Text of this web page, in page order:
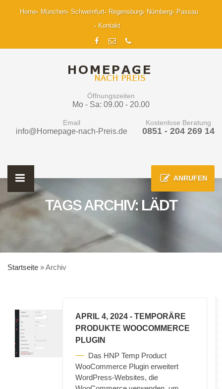
Home München Schweinfurt Regensburg Nürnberg
Passau
Kontakt
Öffnungszeiten
Mo - Sa: 09.00 - 20.00
Email
info@Homepage-nach-Preis.de
Kostenlose Beratung
0851 - 204 269 14
ANRUFEN
TAGS ARCHIV: LÄDT
Startseite »Archiv
APRIL 4, 2024 - TEMPORÄRE
PRODUKTE WOOCOMMERCE
PLUGIN
Das HNP Temp Product
WooCommerce Plugin erweitert
WordPress-Websites, die